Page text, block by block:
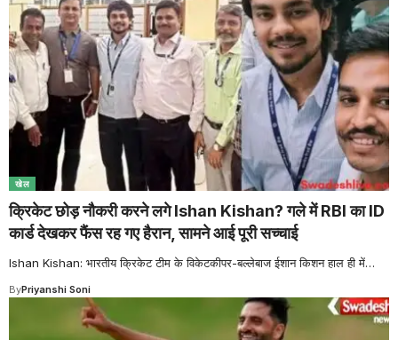
खेल
क्रिकेट छोड़ नौकरी करने लगे Ishan Kishan? गले में RBI का ID
कार्ड देखकर फैंस रह गए हैरान, सामने आई पूरी सच्चाई
Ishan Kishan: भारतीय क्रिकेट टीम के विकेटकीपर-बल्लेबाज ईशान किशन हाल ही में…
ByPriyanshi Soni